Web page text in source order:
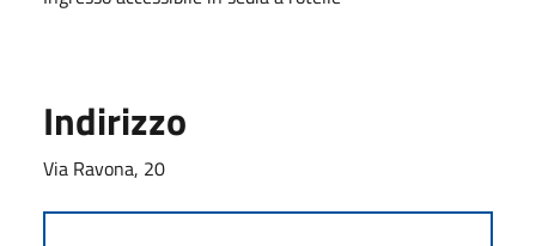
Indirizzo
Via Ravona, 20